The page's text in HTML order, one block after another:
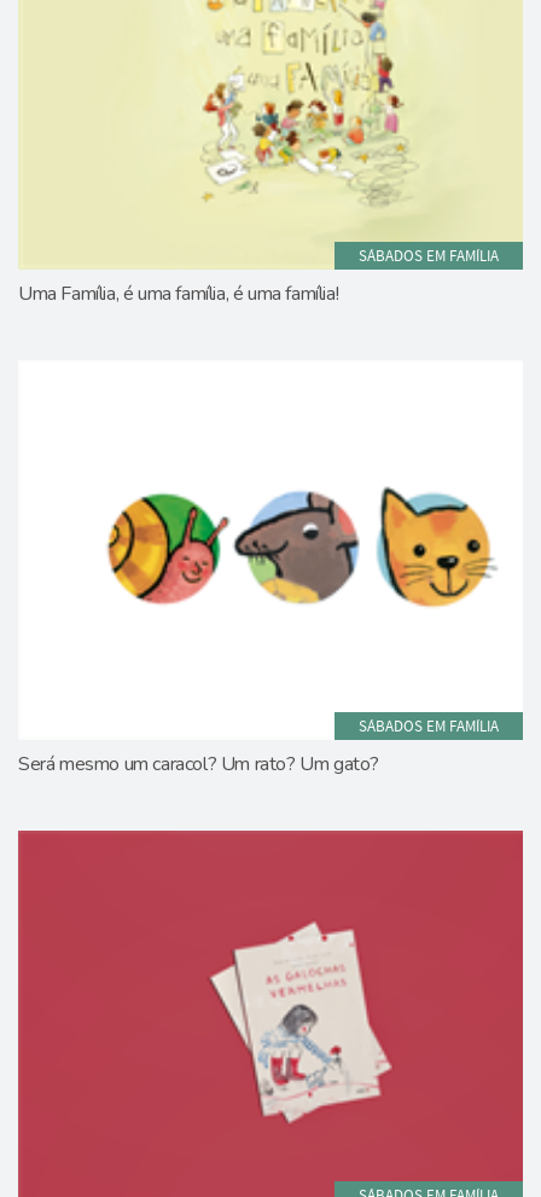
SÁBADOS EM FAMÍLIA
Uma Família, é uma família, é uma família!
SÁBADOS EM FAMÍLIA
Será mesmo um caracol? Um rato? Um gato?